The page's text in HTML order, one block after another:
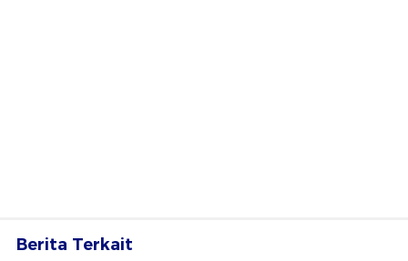
Berita Terkait